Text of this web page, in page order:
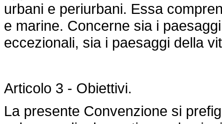
urbani e periurbani. Essa
e marine. Concerne sia i
eccezionali, sia i paesaggi della
Articolo 3 - Obiettivi.
La presente Convenzione si